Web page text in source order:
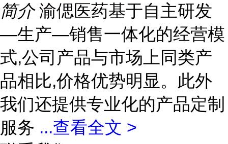
简介 渝偲医药基于自主研发
—生产—销售一体化的经营模
式,公司产品与市场上同类产
品相比,价格优势明显。此外
我们还提供专业化的产品定制
服务 ...查看全文 >